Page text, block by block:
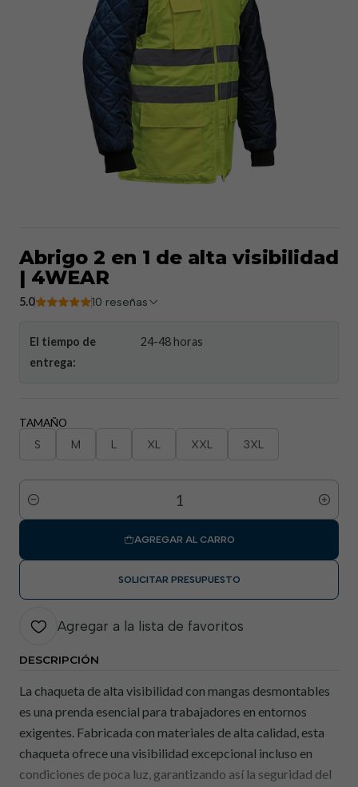
Abrigo 2 en 1 de alta visibilidad
| 4WEAR
5.0 10 reseñas
El tiempo de
entrega:
24-48 horas
TAMAÑO
S M L XL XXL 3XL
Cantidad
AGREGAR AL CARRO
SOLICITAR PRESUPUESTO
Agregar a la lista de favoritos
DESCRIPCIÓN
La chaqueta de alta visibilidad con mangas desmontables
es una prenda esencial para trabajadores en entornos
exigentes. Fabricada con materiales de alta calidad, esta
chaqueta ofrece una visibilidad excepcional incluso en
condiciones de poca luz, garantizando así la seguridad del